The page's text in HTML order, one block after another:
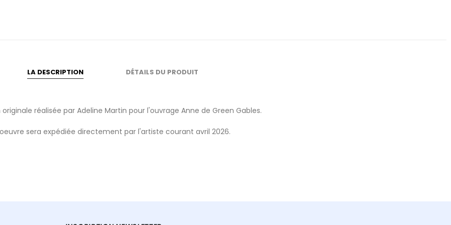
LA DESCRIPTION DÉTAILS DU PRODUIT
réalisée par Adeline Martin pour l'ouvrage Anne de Green Gables.
sera expédiée directement par l'artiste courant avril 2026.